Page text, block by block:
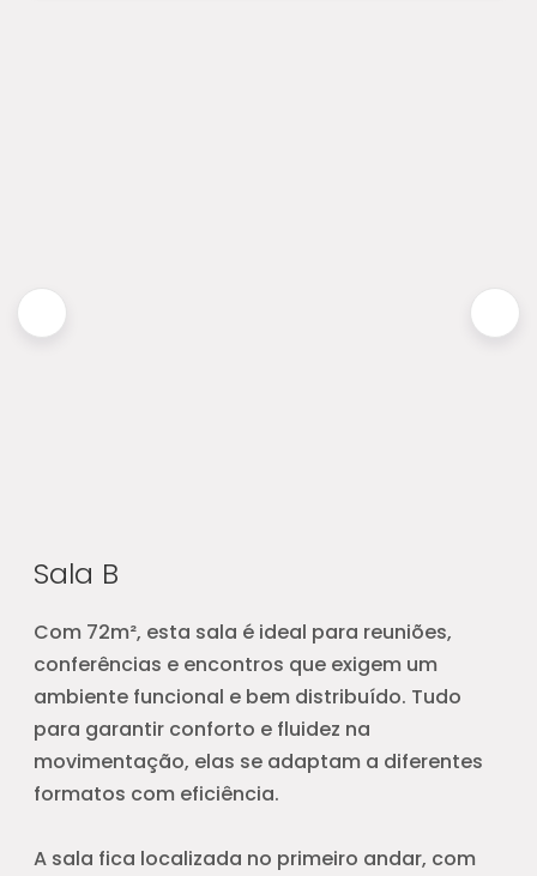
Sala B
Com 72m², esta sala é ideal para reuniões,
conferências e encontros que exigem um
ambiente funcional e bem distribuído. Tudo
para garantir conforto e fluidez na
movimentação, elas se adaptam a diferentes
formatos com eficiência.
A sala fica localizada no primeiro andar, com